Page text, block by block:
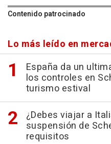
Contenido patrocinado
Lo más leído en
España da un
los controles en
turismo estival
¿Debes viajar a
suspensión de
requisitos